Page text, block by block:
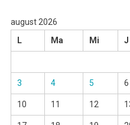
august 2026
L
Ma Mi J
3 4 5 6
10 11 12